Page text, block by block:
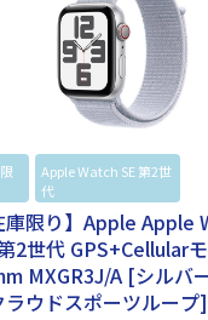
Apple Watch SE 第2世
代
庫限り】Apple Apple
2世代 GPS+Cellular
MXGR3J/A [シルバ
ラウドスポーツループ]